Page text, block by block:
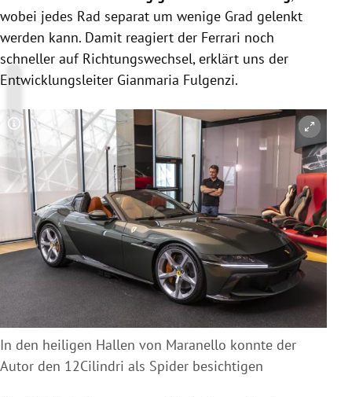
wobei jedes Rad separat um wenige Grad gelenkt
werden kann. Damit reagiert der Ferrari noch
schneller auf Richtungswechsel, erklärt uns der
Entwicklungsleiter Gianmaria Fulgenzi.
Copyright-Hinweis öffnen/schließen
In den heiligen Hallen von Maranello konnte der
Autor den 12Cilindri als Spider besichtigen